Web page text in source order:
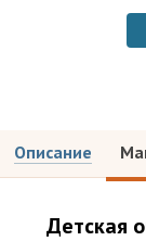
Описание
Детская